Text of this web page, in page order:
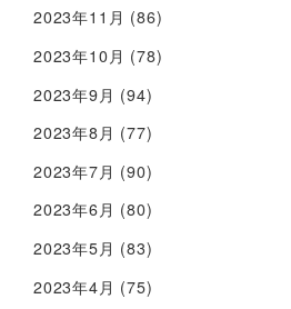
2023年11月 (86)
2023年10月 (78)
2023年9月 (94)
2023年8月 (77)
2023年7月 (90)
2023年6月 (80)
2023年5月 (83)
2023年4月 (75)